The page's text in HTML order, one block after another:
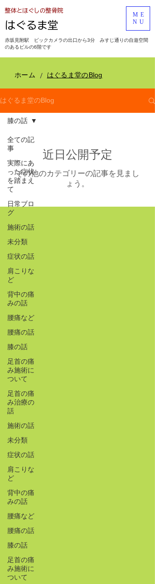
ME
NU
​整体とほぐしの整骨院
​はぐるま堂
​赤坂見附駅
ビックカメラの出口から3分 みすじ通りの自遊空間
のあるビルの6階です
ホーム / はぐるま堂のBlog
はぐるま堂のBlog
全ての記
事
実際にあ
った症状
を踏まえ
て
日常ブロ
グ
施術の話
未分類
症状の話
肩こりな
ど
背中の痛
みの話
腰痛など
腰痛の話
膝の話
足首の痛
み施術に
ついて
足首の痛
み治療の
話
施術の話
未分類
症状の話
肩こりな
ど
背中の痛
みの話
腰痛など
腰痛の話
膝の話
足首の痛
み施術に
ついて
膝の話
近日公開予定
その他のカテゴリーの記事を見まし
ょう。